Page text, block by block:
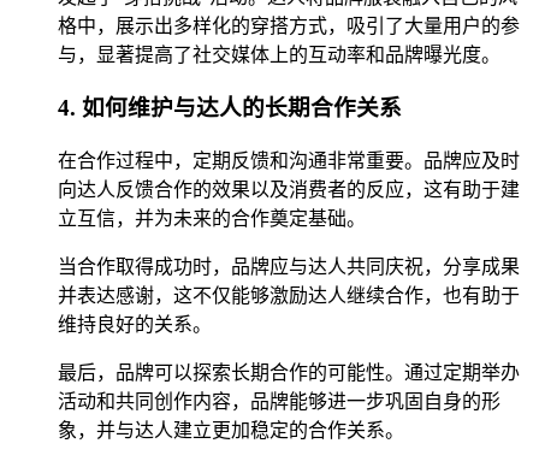
格中，展示出多样化的穿搭方式，吸引了大量用户的参
与，显著提高了社交媒体上的互动率和品牌曝光度。
4. 如何维护与达人的长期合作关系
在合作过程中，定期反馈和沟通非常重要。品牌应及时
向达人反馈合作的效果以及消费者的反应，这有助于建
立互信，并为未来的合作奠定基础。
当合作取得成功时，品牌应与达人共同庆祝，分享成果
并表达感谢，这不仅能够激励达人继续合作，也有助于
维持良好的关系。
最后，品牌可以探索长期合作的可能性。通过定期举办
活动和共同创作内容，品牌能够进一步巩固自身的形
象，并与达人建立更加稳定的合作关系。